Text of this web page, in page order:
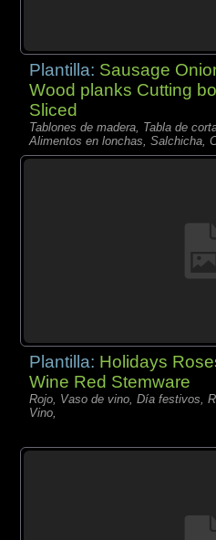
Plantilla: Sausage
Wood planks Cutting
Sliced
Tablones de madera, Tabla de
Alimentos en lonchas, Salchicha,
Plantilla: Holidays
Wine Red Stemware
Rojo, Vaso de vino, Día festivos,
Vino,